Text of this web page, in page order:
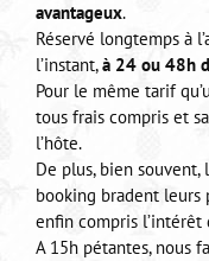
avantageux.
Réservé longtemps à
l’instant,à 24 ou 48h
Pour le même tarif
tous frais compris et
l’hôte.
De plus, bien
booking bradent leurs
enfin compris l’intérêt
A 15h pétantes, nous